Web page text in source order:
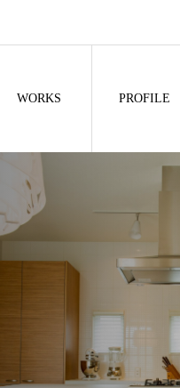
WORKS PROFILE